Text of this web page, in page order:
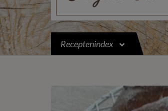
Receptenindex